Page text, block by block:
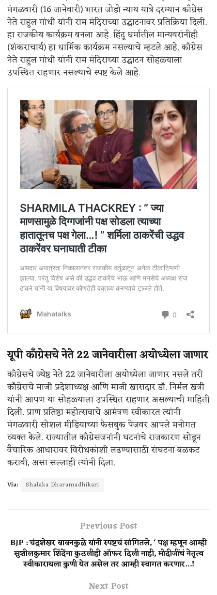
मंगळवारी (16 जानेवारी) भारत जोडो न्याय यात्रे दरम्यान काँग्रेस
नेते राहुल गांधी यांनी राम मंदिराच्या उद्घाटनावर प्रतिक्रिया दिली.
हा राजकीय कार्यक्रम बनला आहे. हिंदू धर्मातील मान्यवरांनीही
(शंकराचार्य) हा धार्मिक कार्यक्रम नसल्याचे म्हटले आहे. काँग्रेस
नेते राहुल गांधी यांनी राम मंदिराच्या उद्घाटन सोहळ्याला
उपस्थित राहणार नसल्याचे स्पष्ट केले आहे.
यूपी काँग्रेसचे नेते 22 जानेवारीला अयोध्येला जाणार
काँग्रेसचे ज्येष्ठ नेते 22 जानेवारीला अयोध्येला जाणार नसले तरी
काँग्रेसचे माजी प्रदेशाध्यक्ष आणि माजी खासदार डॉ. निर्मल खत्री
यांनी आपण या सोहळ्याला उपस्थित राहणार असल्याची माहिती
दिली. प्राण प्रतिष्ठा महोत्सवाचे आमंत्रण स्वीकारत त्यांनी
मंगळवारी सोशल मीडियाच्या फेसबुक पेजवर आपले मनोगत
व्यक्त केले. राज्यातील काँग्रेसजनांनी घटनांचे राजकारण सोडून
वैचारिक आधारावर विरोधकांशी लढण्यासाठी संघटना बळकट
करावी, असा सल्लाही त्यांनी दिला.
Via: Shalaka Dharamadhikari
Previous Post
BJP : चंद्रशेखर बावनकुळे यांनी स्पष्टचं सांगितले, ‘ पक्ष म्हणून आम्ही
सुशीलकुमार शिंदेंना कुठलीही ऑफर दिली नाही, मोदीजींचं नेतृत्व
स्वीकारायला कुणी येत असेल तर आम्ही स्वागत करणार…!
Next Post